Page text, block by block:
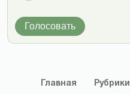
Голосовать
Главная Рубрики